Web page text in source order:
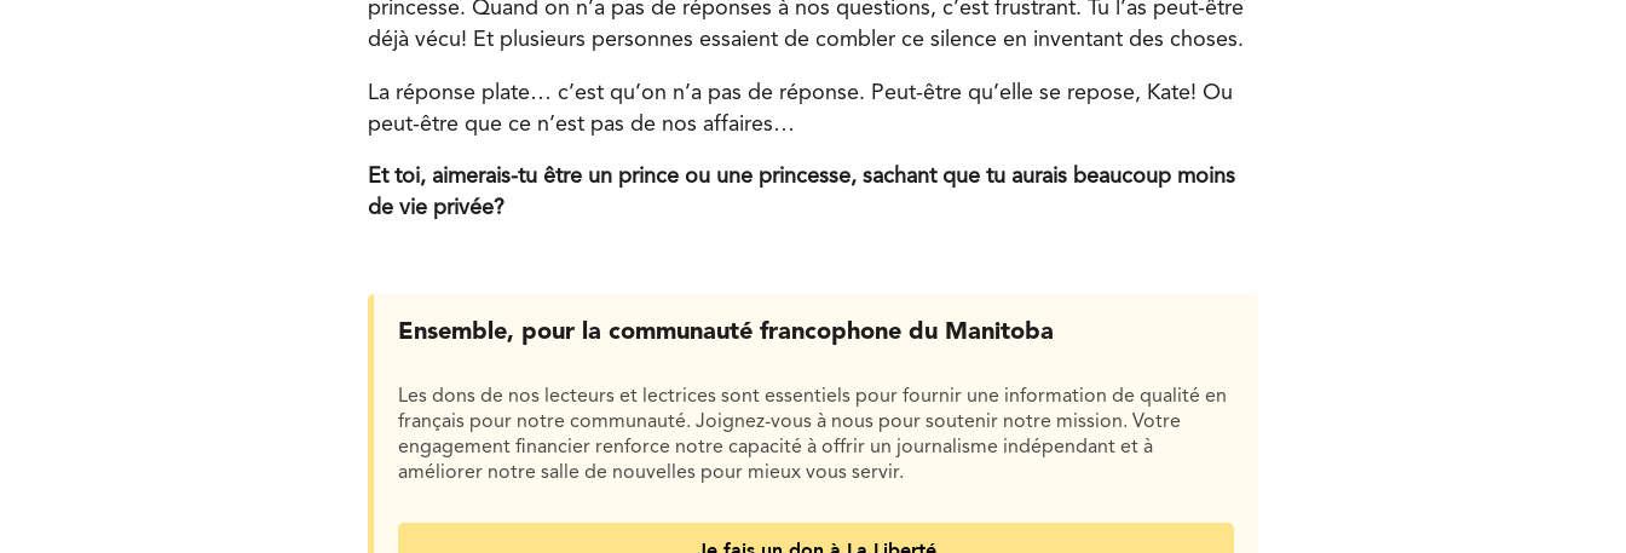
princesse. Quand on n’a pas de réponses à nos questions, c’est frustrant. Tu l’as peut-être
déjà vécu! Et plusieurs personnes essaient de combler ce silence en inventant des choses.
La réponse plate… c’est qu’on n’a pas de réponse. Peut-être qu’elle se repose, Kate! Ou
peut-être que ce n’est pas de nos affaires…
Et toi, aimerais-tu être un prince ou une princesse, sachant que tu aurais beaucoup moins
de vie privée?
Ensemble, pour la communauté francophone du Manitoba
Les dons de nos lecteurs et lectrices sont essentiels pour fournir une information de qualité en
français pour notre communauté. Joignez-vous à nous pour soutenir notre mission. Votre
engagement financier renforce notre capacité à offrir un journalisme indépendant et à
améliorer notre salle de nouvelles pour mieux vous servir.